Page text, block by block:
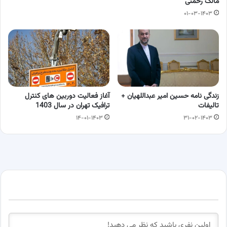
۰۱-۰۳-۱۴۰۳
زندگی نامه حسین امیر عبداللهیان +
تالیفات
۳۱-۰۲-۱۴۰۳
آغاز فعالیت دوربین های کنترل
ترافیک تهران در سال 1403
۱۴-۰۱-۱۴۰۳